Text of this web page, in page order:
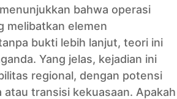
bahwa operasi
melibatkan elemen
bukti lebih lanjut, teori ini
Yang jelas, kejadian ini
regional, dengan potensi
atau transisi kekuasaan. Apakah